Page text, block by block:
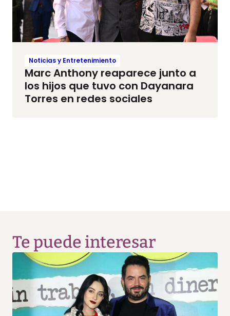
Noticias y Entretenimiento
Marc Anthony reaparece junto a
los hijos que tuvo con Dayanara
Torres en redes sociales
Te puede interesar